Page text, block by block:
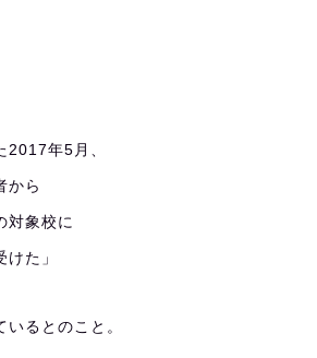
2017年5月、
から
対象校に
た」
るとのこと。